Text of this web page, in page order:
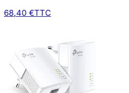
68,40 €TTC